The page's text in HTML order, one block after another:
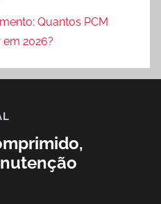
Quantos PCM
2026?